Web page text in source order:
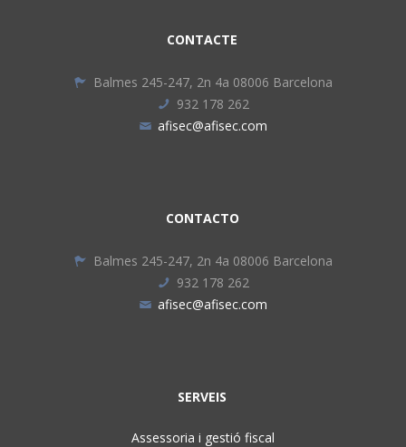
CONTACTE
Balmes 245-247, 2n 4a 08006 Barcelona
932 178 262
afisec@afisec.com
CONTACTO
Balmes 245-247, 2n 4a 08006 Barcelona
932 178 262
afisec@afisec.com
SERVEIS
Assessoria i gestió fiscal